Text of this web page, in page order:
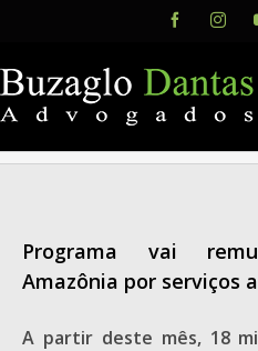
content
Facebook
Programa vai
Amazônia por serviços
A partir deste mês, 18